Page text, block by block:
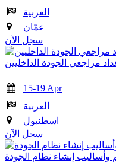
العربية
عمّان
سجل الآن
مراجعي الجودة الداخليين
15-19 Apr
العربية
اسطنبول
سجل الآن
إنشاء نظام الجودة